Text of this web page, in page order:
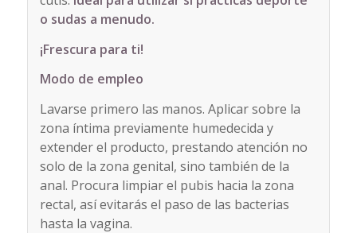
o sudas a menudo.
¡Frescura para ti!
Modo de empleo
Lavarse primero las manos. Aplicar sobre la
zona íntima previamente humedecida y
extender el producto, prestando atención no
solo de la zona genital, sino también de la
anal. Procura limpiar el pubis hacia la zona
rectal, así evitarás el paso de las bacterias
hasta la vagina.